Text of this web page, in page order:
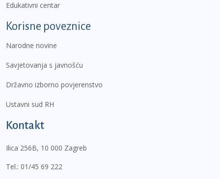
Edukativni centar
Korisne poveznice
Narodne novine
Savjetovanja s javnošću
Državno izborno povjerenstvo
Ustavni sud RH
Kontakt
Ilica 256B, 10 000 Zagreb
Tel.: 01/45 69 222